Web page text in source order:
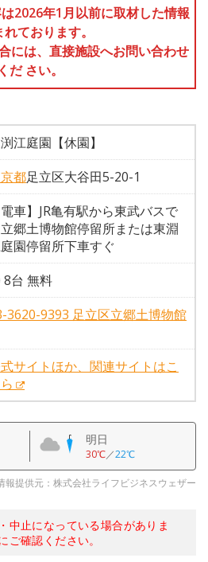
2026年1月以前に取材した情報
ております。
には、直接施設へお問い合わせ
くだ さい。
江庭園【休園】
都足立区大谷田5-20-1
電車】JR亀有駅から東武バスで
郷土博物館停留所または東淵
園停留所下車すぐ
8台 無料
3620-9393 足立区立郷土博物館
サイトほか、関連サイトはこ
明日
30℃／22℃
報提供元：株式会社ライフビジネスウェザー
中止になっている場合がありま
ご確認ください。